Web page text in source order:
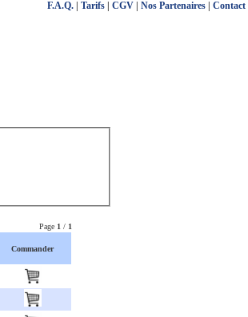
F.A.Q. Tarifs CGV Nos Partenaires Contact
Page 1 / 1
Commander